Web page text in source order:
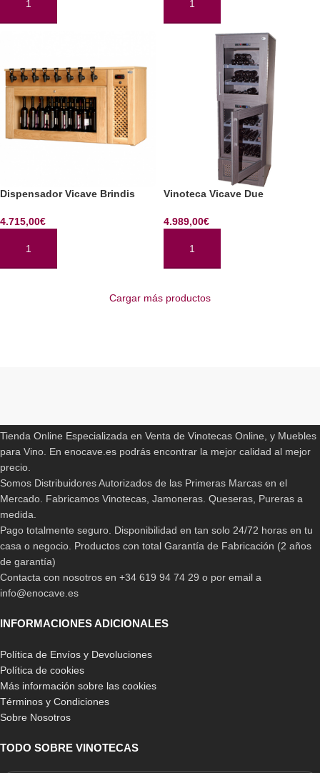
AÑADIR AL CARRITO AÑADIR AL CARRITO
Dispensador Vicave Brindis
4.715,00€
AÑADIR AL CARRITO
Vinoteca Vicave Due
4.989,00€
AÑADIR AL CARRITO
Cargar más productos
Tienda Online Especializada en Venta de Vinotecas Online, y Muebles
para Vino. En enocave.es podrás encontrar la mejor calidad al mejor
precio.
Somos Distribuidores Autorizados de las Primeras Marcas en el
Mercado. Fabricamos Vinotecas, Jamoneras. Queseras, Pureras a
medida.
Pago totalmente seguro. Disponibilidad en tan solo 24/72 horas en tu
casa o negocio. Productos con total Garantía de Fabricación (2 años
de garantía)
Contacta con nosotros en +34 619 94 74 29 o por email a
info@enocave.es
INFORMACIONES ADICIONALES
Política de Envíos y Devoluciones
Política de cookies
Más información sobre las cookies
Términos y Condiciones
Sobre Nosotros
TODO SOBRE VINOTECAS